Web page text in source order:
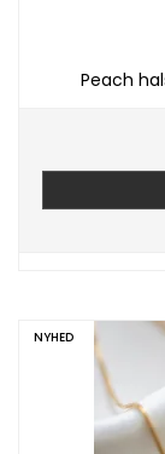
Peach
NYHED